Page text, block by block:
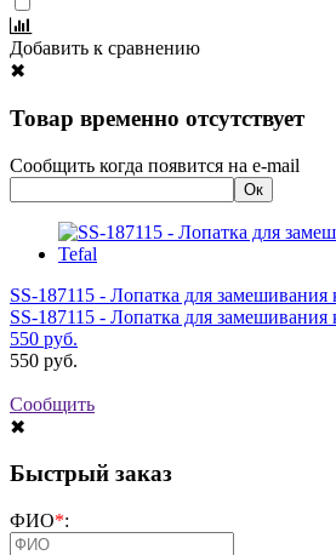
Добавить к сравнению
✖
Товар временно отсутствует
Сообщить когда появится на e-mail
SS-187115 - Лопатка для замешивания
SS-187115 - Лопатка для замешивания
550 руб.
550 руб.
Сообщить
✖
Быстрый заказ
ФИО*: